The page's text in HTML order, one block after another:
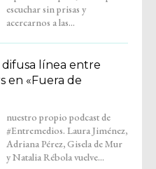
acercarnos a las...
difusa línea entre
en «Fuera de
y Natalia Rébola vuelve...